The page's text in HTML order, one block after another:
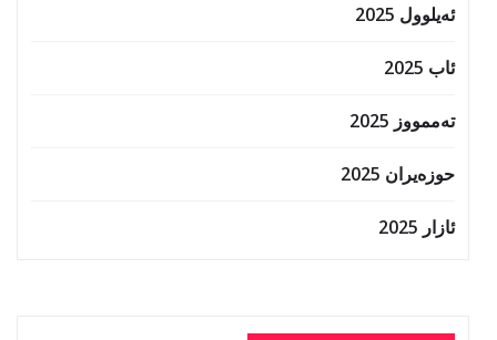
ئەیلوول 2025
ئاب 2025
تەممووز 2025
حوزه‌یران 2025
ئازار 2025